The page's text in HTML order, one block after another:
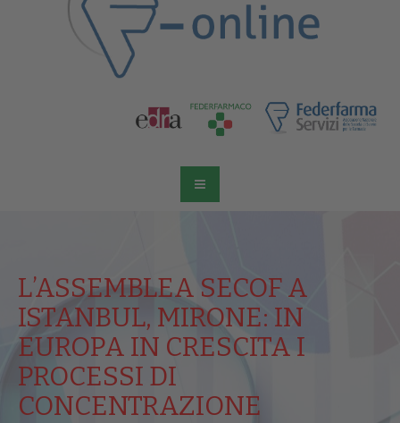
L’ASSEMBLEA SECOF A
ISTANBUL, MIRONE: IN
EUROPA IN CRESCITA I
PROCESSI DI
CONCENTRAZIONE